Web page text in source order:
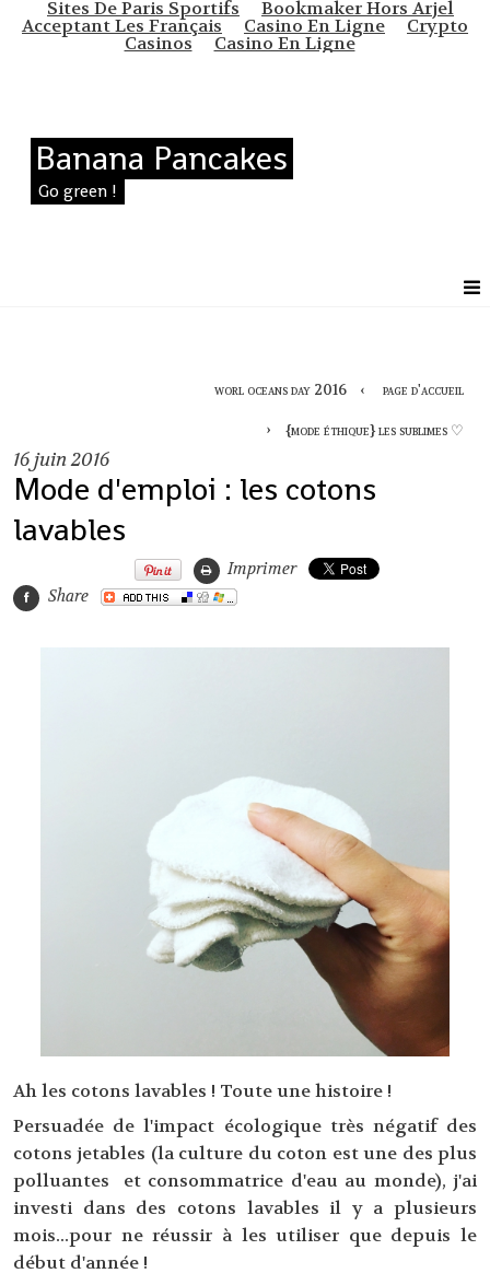
Sites De Paris Sportifs Bookmaker Hors Arjel
Acceptant Les Français Casino En Ligne Crypto
Casinos Casino En Ligne
Banana Pancakes
Go green !
worl oceans day 2016 page d'accueil
{mode éthique} les sublimes ♡
16 juin 2016
Mode d'emploi : les cotons
lavables
Imprimer
Share
Ah les cotons lavables ! Toute une histoire !
Persuadée de l'impact écologique très négatif des
cotons jetables (la culture du coton est une des plus
polluantes et consommatrice d'eau au monde), j'ai
investi dans des cotons lavables il y a plusieurs
mois...pour ne réussir à les utiliser que depuis le
début d'année !